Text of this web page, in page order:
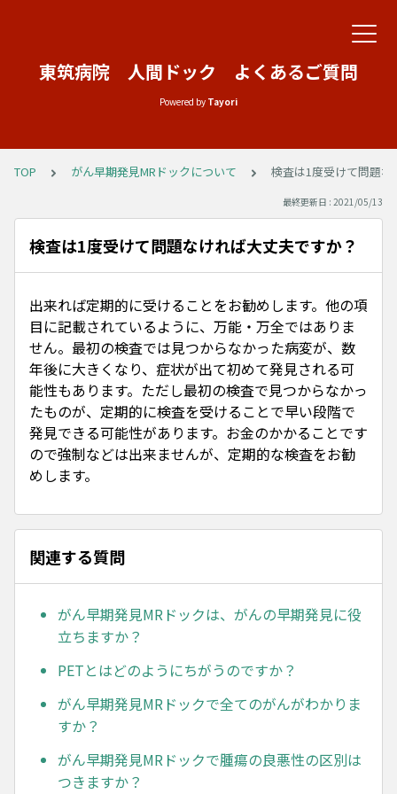
東筑病院 人間ドック よくあるご質問
Powered by Tayori
TOP がん早期発見MRドックについて 検査は1度受けて問題
最終更新日 : 2021/05/13
検査は1度受けて問題なければ大丈夫ですか？
出来れば定期的に受けることをお勧めします。他の項
目に記載されているように、万能・万全ではありま
せん。最初の検査では見つからなかった病変が、数
年後に大きくなり、症状が出て初めて発見される可
能性もあります。ただし最初の検査で見つからなかっ
たものが、定期的に検査を受けることで早い段階で
発見できる可能性があります。お金のかかることです
ので強制などは出来ませんが、定期的な検査をお勧
めします。
関連する質問
がん早期発見MRドックは、がんの早期発見に役
立ちますか？
PETとはどのようにちがうのですか？
がん早期発見MRドックで全てのがんがわかりま
すか？
がん早期発見MRドックで腫瘍の良悪性の区別は
つきますか？